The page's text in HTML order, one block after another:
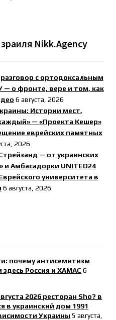
Nikk.Agency
с ортодоксальным
— о фронте, вере и том, как
6 августа, 2026
Истории мест,
— «Проекта Кешер»
еврейских памятных
2026
— от украинских
и Амбасадорки UNITED24
университета в
6 августа, 2026
почему антисемитизм
Россия и ХАМАС 6
2026 ресторан Sho? в
в украинский дом 1991
Украины 5 августа,